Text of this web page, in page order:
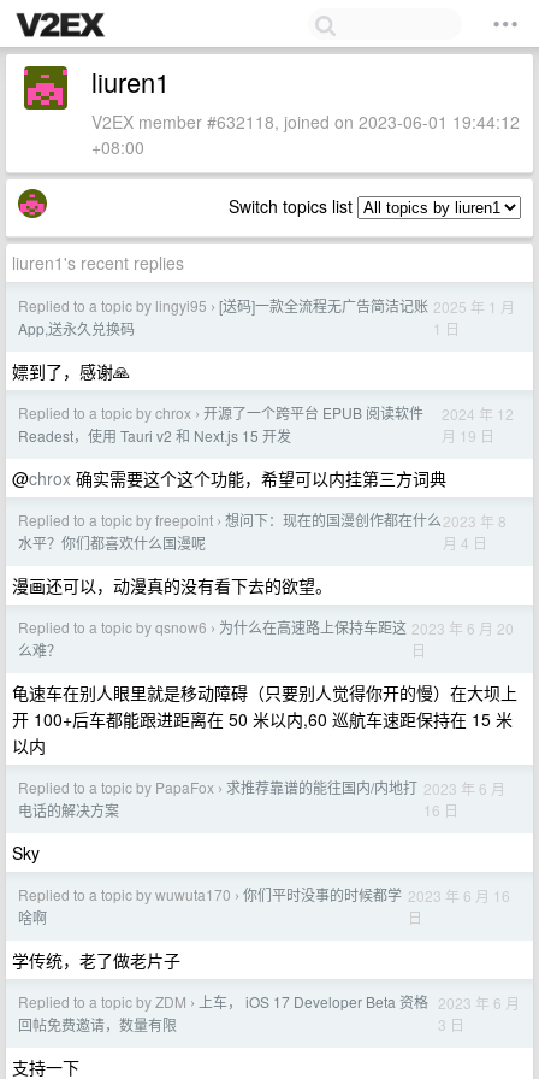
liuren1
V2EX member #632118, joined on 2023-06-01 19:44:12
+08:00
Switch topics list
liuren1's recent replies
Replied to a topic by lingyi95 › [送码]一款全流程无广告简洁记账
App,送永久兑换码
2025 年 1 月
1 日
嫖到了，感谢🙏
Replied to a topic by chrox › 开源了一个跨平台 EPUB 阅读软件
Readest，使用 Tauri v2 和 Next.js 15 开发
2024 年 12
月 19 日
@chrox 确实需要这个这个功能，希望可以内挂第三方词典
Replied to a topic by freepoint › 想问下：现在的国漫创作都在什么
水平？你们都喜欢什么国漫呢
2023 年 8
月 4 日
漫画还可以，动漫真的没有看下去的欲望。
Replied to a topic by qsnow6 › 为什么在高速路上保持车距这
么难？
2023 年 6 月 20
日
龟速车在别人眼里就是移动障碍（只要别人觉得你开的慢）在大坝上
开 100+后车都能跟进距离在 50 米以内,60 巡航车速距保持在 15 米
以内
Replied to a topic by PapaFox › 求推荐靠谱的能往国内/内地打
电话的解决方案
2023 年 6 月
16 日
Sky
Replied to a topic by wuwuta170 › 你们平时没事的时候都学
啥啊
2023 年 6 月 16
日
学传统，老了做老片子
Replied to a topic by ZDM ›
上车， iOS 17 Developer Beta 资格
回帖免费邀请，数量有限
2023 年 6 月
3 日
支持一下